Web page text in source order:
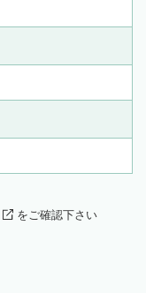
をご確認下さい